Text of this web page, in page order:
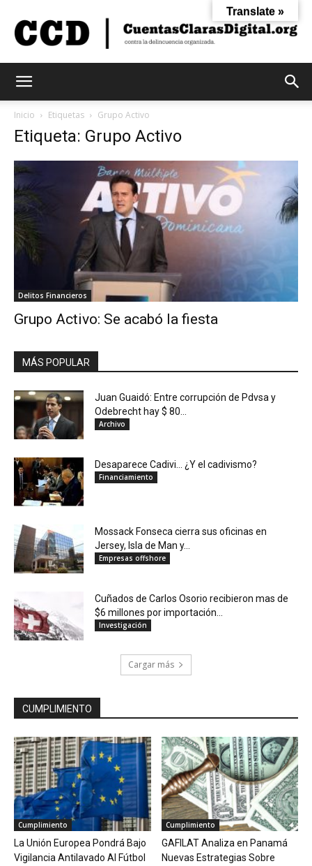
Digital
Inicio Etiquetas Grupo Activo
Etiqueta: Grupo Activo
Delitos Financieros
Grupo Activo: Se acabó la fiesta
MÁS POPULAR
Juan Guaidó: Entre corrupción de Pdvsa y
Odebrecht hay $ 80...
Archivo
Desaparece Cadivi… ¿Y el cadivismo?
Financiamiento
Mossack Fonseca cierra sus oficinas en
Jersey, Isla de Man y...
Empresas offshore
Cuñados de Carlos Osorio recibieron mas de
$6 millones por importación...
Investigación
Cargar más
CUMPLIMIENTO
Cumplimiento
La Unión Europea Pondrá Bajo
Vigilancia Antilavado Al Fútbol
Cumplimiento
GAFILAT Analiza en Panamá
Nuevas Estrategias Sobre
Translate »